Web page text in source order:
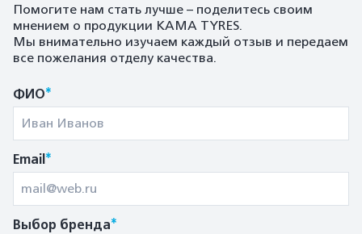
Помогите нам стать лучше – поделитесь своим
мнением о продукции KAMA TYRES.
Мы внимательно изучаем каждый отзыв и передаем
все пожелания отделу качества.
ФИО*
Email*
Выбор бренда*